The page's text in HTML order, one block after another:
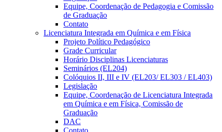
Equipe, Coordenação de Pedagogia e Comissão
de Graduação
Contato
Licenciatura Integrada em Química e em Física
Projeto Político Pedagógico
Grade Curricular
Horário Disciplinas Licenciaturas
Seminários (EL204)
Colóquios II, III e IV (EL203/ EL303 / EL403)
Legislação
Equipe, Coordenação de Licenciatura Integrada
em Química e em Física, Comissão de
Graduação
DAC
Contato